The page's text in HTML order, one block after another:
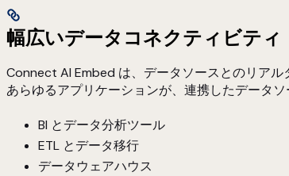
幅広いデータコネクティビティ
Connect AI Embed は、データソースとのリア
あらゆるアプリケーションが、連携したデータ
BI とデータ分析ツール
ETL とデータ移行
データウェアハウス